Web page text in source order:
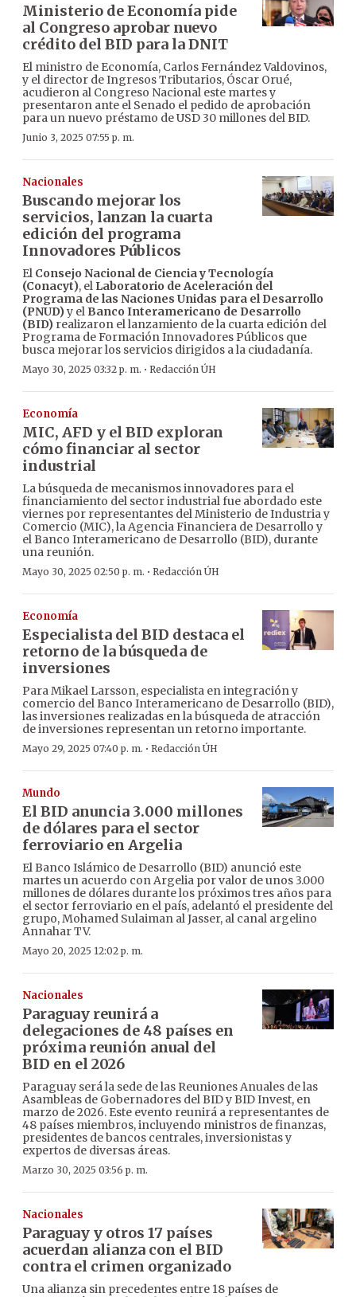
Ministerio de Economía pide
al Congreso aprobar nuevo
crédito del BID para la DNIT
El ministro de Economía, Carlos Fernández Valdovinos,
y el director de Ingresos Tributarios, Óscar Orué,
acudieron al Congreso Nacional este martes y
presentaron ante el Senado el pedido de aprobación
para un nuevo préstamo de USD 30 millones del BID.
Junio 3, 2025 07:55 p. m.
Nacionales
Buscando mejorar los
servicios, lanzan la cuarta
edición del programa
Innovadores Públicos
El Consejo Nacional de Ciencia y Tecnología
(Conacyt), el Laboratorio de Aceleración del
Programa de las Naciones Unidas para el Desarrollo
(PNUD)y el Banco Interamericano de Desarrollo
(BID) realizaron el lanzamiento de la cuarta edición del
Programa de Formación Innovadores Públicos que
busca mejorar los servicios dirigidos a la ciudadanía.
Mayo 30, 2025 03:32 p. m. · Redacción ÚH
Economía
MIC, AFD y el BID exploran
cómo financiar al sector
industrial
La búsqueda de mecanismos innovadores para el
financiamiento del sector industrial fue abordado este
viernes por representantes del Ministerio de Industria y
Comercio (MIC), la Agencia Financiera de Desarrollo y
el Banco Interamericano de Desarrollo (BID), durante
una reunión.
Mayo 30, 2025 02:50 p. m. · Redacción ÚH
Economía
Especialista del BID destaca el
retorno de la búsqueda de
inversiones
Para Mikael Larsson, especialista en integración y
comercio del Banco Interamericano de Desarrollo (BID),
las inversiones realizadas en la búsqueda de atracción
de inversiones representan un retorno importante.
Mayo 29, 2025 07:40 p. m. · Redacción ÚH
Mundo
El BID anuncia 3.000 millones
de dólares para el sector
ferroviario en Argelia
El Banco Islámico de Desarrollo (BID) anunció este
martes un acuerdo con Argelia por valor de unos 3.000
millones de dólares durante los próximos tres años para
el sector ferroviario en el país, adelantó el presidente del
grupo, Mohamed Sulaiman al Jasser, al canal argelino
Annahar TV.
Mayo 20, 2025 12:02 p. m.
Nacionales
Paraguay reunirá a
delegaciones de 48 países en
próxima reunión anual del
BID en el 2026
Paraguay será la sede de las Reuniones Anuales de las
Asambleas de Gobernadores del BID y BID Invest, en
marzo de 2026. Este evento reunirá a representantes de
48 países miembros, incluyendo ministros de finanzas,
presidentes de bancos centrales, inversionistas y
expertos de diversas áreas.
Marzo 30, 2025 03:56 p. m.
Nacionales
Paraguay y otros 17 países
acuerdan alianza con el BID
contra el crimen organizado
Una alianza sin precedentes entre 18 países de